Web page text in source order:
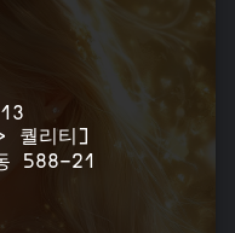
퀄리티]
588-21